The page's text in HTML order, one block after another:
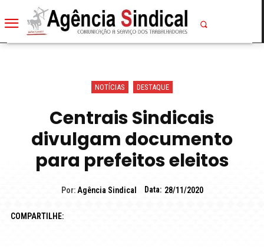
NOTÍCIAS DESTAQUE
Centrais Sindicais
divulgam documento
para prefeitos eleitos
Por: Agência Sindical Data: 28/11/2020
COMPARTILHE: